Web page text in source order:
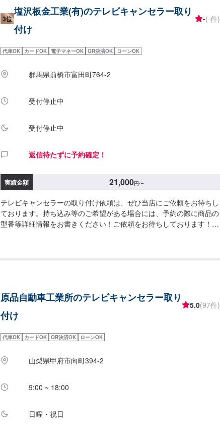
3位
塩沢板金工業(有)のテレビキャンセラー取り
付け
-(-件)
代車OK カードOK 電子マネーOK QR決済OK ローンOK
群馬県前橋市富田町764-2
受付停止中
受付停止中
返信待たずに予約確定！
実績金額 21,000円〜
テレビキャンセラーの取り付け依頼は、ぜひ当店にご依頼をお待ちし
ております。持ち込み等のご希望がある場合には、予約の際に商品の
型番等詳細情報をお書きください！ご依頼をお待ちしております！
原品自動車工業所のテレビキャンセラー取り
付け
5.0(97件)
代車OK カードOK QR決済OK ローンOK
山梨県甲府市向町394-2
9:00 ~ 18:00
日曜・祝日